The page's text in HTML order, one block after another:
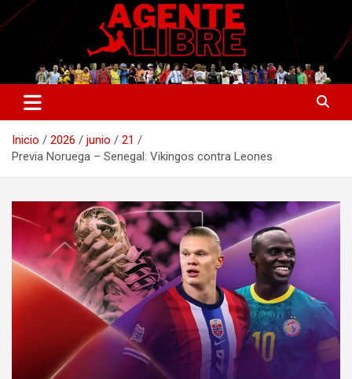
Saltar
al
Agente Libre Digital
La nueva generación del periodismo deportivo.
Inicio 2026 junio
21
Previa Noruega – Senegal: Vikingos contra Leones